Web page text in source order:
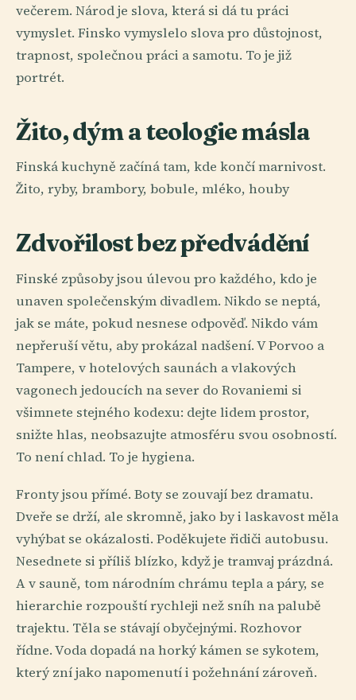
večerem. Národ je slova, která si dá tu práci
vymyslet. Finsko vymyslelo slova pro důstojnost,
trapnost, společnou práci a samotu. To je již
portrét.
Žito, dým a teologie másla
Finská kuchyně začíná tam, kde končí marnivost.
Žito, ryby, brambory, bobule, mléko, houby
Zdvořilost bez předvádění
Finské způsoby jsou úlevou pro každého, kdo je
unaven společenským divadlem. Nikdo se neptá,
jak se máte, pokud nesnese odpověď. Nikdo vám
nepřeruší větu, aby prokázal nadšení. V Porvoo a
Tampere, v hotelových saunách a vlakových
vagonech jedoucích na sever do Rovaniemi si
všimnete stejného kodexu: dejte lidem prostor,
snižte hlas, neobsazujte atmosféru svou osobností.
To není chlad. To je hygiena.
Fronty jsou přímé. Boty se zouvají bez dramatu.
Dveře se drží, ale skromně, jako by i laskavost měla
vyhýbat se okázalosti. Poděkujete řidiči autobusu.
Nesednete si příliš blízko, když je tramvaj prázdná.
A v sauně, tom národním chrámu tepla a páry, se
hierarchie rozpouští rychleji než sníh na palubě
trajektu. Těla se stávají obyčejnými. Rozhovor
řídne. Voda dopadá na horký kámen se sykotem,
který zní jako napomenutí i požehnání zároveň.